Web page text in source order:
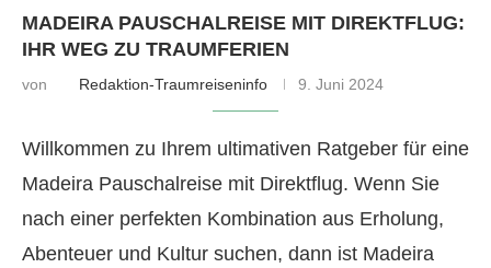
MADEIRA PAUSCHALREISE MIT DIREKTFLUG:
IHR WEG ZU TRAUMFERIEN
von Redaktion-Traumreiseninfo 9. Juni 2024
Willkommen zu Ihrem ultimativen Ratgeber für eine
Madeira Pauschalreise mit Direktflug. Wenn Sie
nach einer perfekten Kombination aus Erholung,
Abenteuer und Kultur suchen, dann ist Madeira